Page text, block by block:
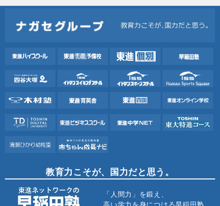
教育力こそが、国力だと思う。
「人間力」を鍛え、
高い学力を身につける早稲田塾